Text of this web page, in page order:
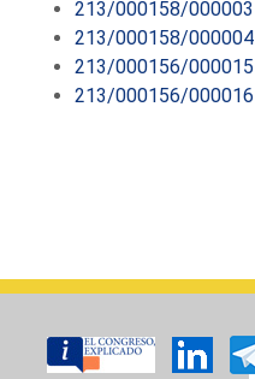
213/000158/000003
213/000158/000004
213/000156/000015
213/000156/000016